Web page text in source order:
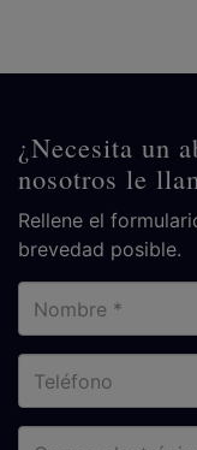
¿Necesita un
nosotros le
Rellene el
brevedad posible.